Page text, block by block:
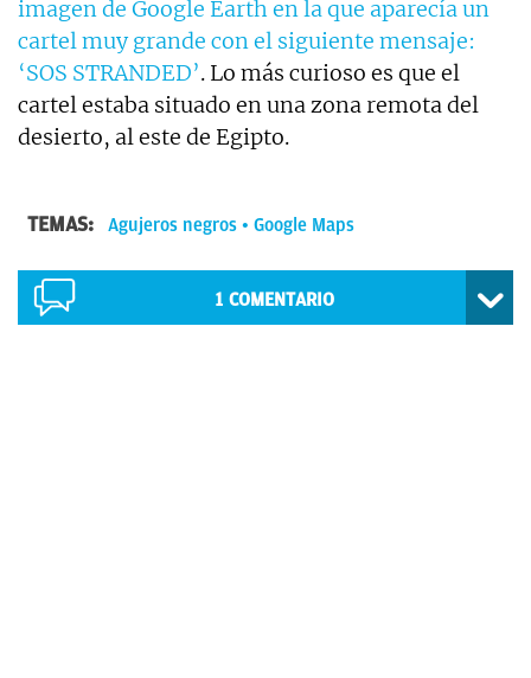
imagen de Google Earth en la que aparecía un
cartel muy grande con el siguiente mensaje:
‘SOS STRANDED’. Lo más curioso es que el
cartel estaba situado en una zona remota del
desierto, al este de Egipto.
TEMAS: Agujeros negros Google Maps
1 COMENTARIO